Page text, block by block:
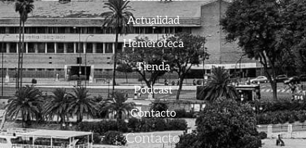
Actualidad
Hemeroteca
Tienda
Podcast
Contacto
Contacto